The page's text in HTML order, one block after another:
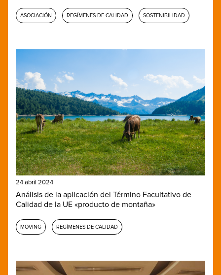
ASOCIACIÓN REGÍMENES DE CALIDAD SOSTENIBILIDAD
24 abril 2024
Análisis de la aplicación del Término Facultativo de
Calidad de la UE «producto de montaña»
MOVING REGÍMENES DE CALIDAD